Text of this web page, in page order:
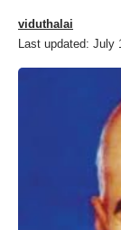
Last updated: July
viduthalai